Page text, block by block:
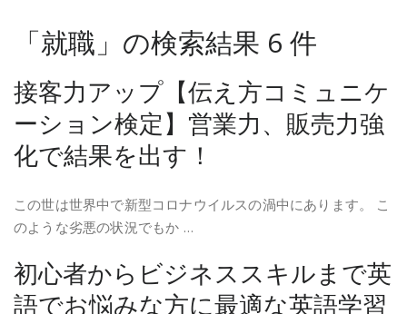
「就職」の検索結果 6 件
接客力アップ【伝え方コミュニケ
ーション検定】営業力、販売力強
化で結果を出す！
この世は世界中で新型コロナウイルスの渦中にあります。 こ
のような劣悪の状況でもか …
初心者からビジネススキルまで英
語でお悩みな方に最適な英語学習